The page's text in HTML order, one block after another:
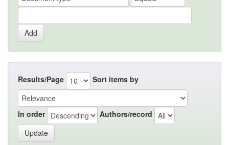
Results/Page Sort items by
In order Authors/record